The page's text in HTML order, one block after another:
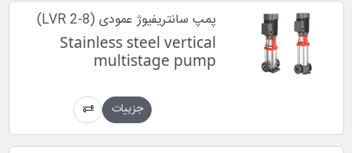
پمپ سانتریفیوژ عمودی (LVR 2-8)
Stainless steel vertical
multistage pump
جزییات